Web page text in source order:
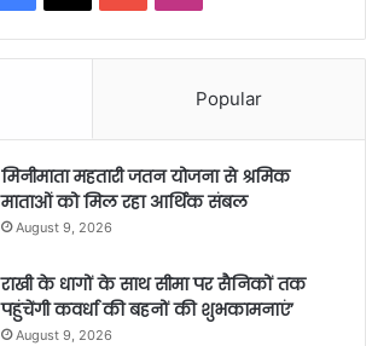
Popular
मिनीमाता महतारी जतन योजना से श्रमिक
माताओं को मिल रहा आर्थिक संबल
August 9, 2026
राखी के धागों के साथ सीमा पर सैनिकों तक
पहुंचेंगी कवर्धा की बहनों की शुभकामनाएं’
August 9, 2026